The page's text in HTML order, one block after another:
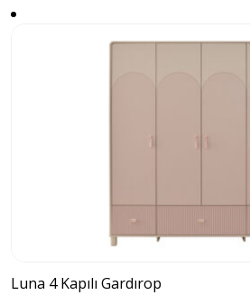
Luna 4 Kapılı Gardırop